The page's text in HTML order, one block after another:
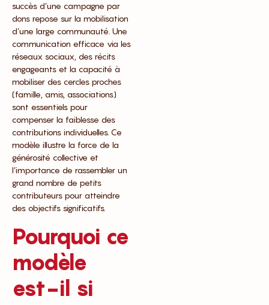
succès d’une campagne par
dons repose sur la mobilisation
d’une large communauté. Une
communication efficace via les
réseaux sociaux, des récits
engageants et la capacité à
mobiliser des cercles proches
(famille, amis, associations)
sont essentiels pour
compenser la faiblesse des
contributions individuelles. Ce
modèle illustre la force de la
générosité collective et
l’importance de rassembler un
grand nombre de petits
contributeurs pour atteindre
des objectifs significatifs.
Pourquoi ce
modèle
est-il si